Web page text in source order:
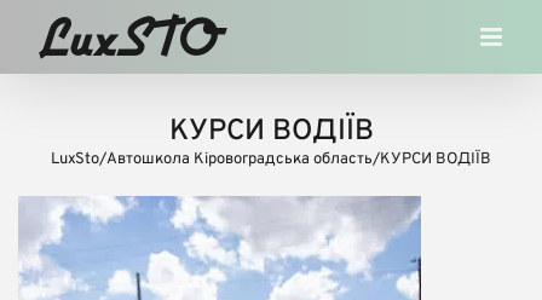
content
КУРСИ ВОДІЇВ
LuxSto/Автошкола Кіровоградська область/КУРСИ ВОДІЇВ